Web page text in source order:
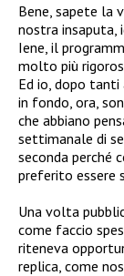
Bene, sapete la
nostra insaputa,
Iene, il
molto più
Ed io, dopo tanti
in fondo, ora,
che abbiano
settimanale di
seconda perché
preferito essere
Una volta
come faccio
riteneva
replica, come